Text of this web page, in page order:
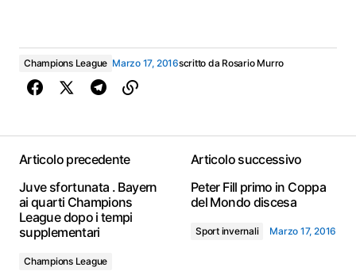
Champions League Marzo 17, 2016scritto da Rosario Murro
Articolo precedente
Juve sfortunata . Bayern
ai quarti Champions
League dopo i tempi
supplementari
Champions League
Articolo successivo
Peter Fill primo in Coppa
del Mondo discesa
Sport invernali Marzo 17, 2016